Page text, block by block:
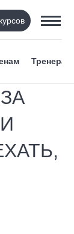
Тренерам